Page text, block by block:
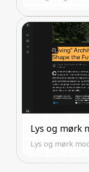
Lys og mørk
Lys og mørk